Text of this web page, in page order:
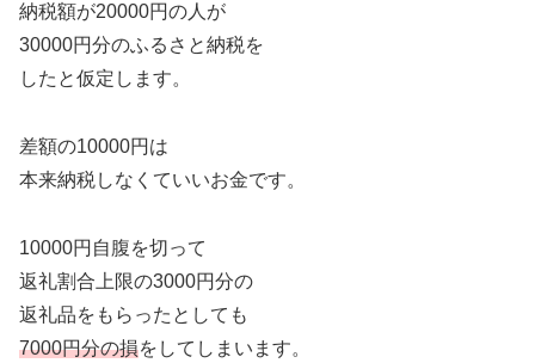
納税額が20000円の人が
30000円分のふるさと納税を
したと仮定します。
差額の10000円は
本来納税しなくていいお金です。
10000円自腹を切って
返礼割合上限の3000円分の
返礼品をもらったとしても
7000円分の損をしてしまいます。